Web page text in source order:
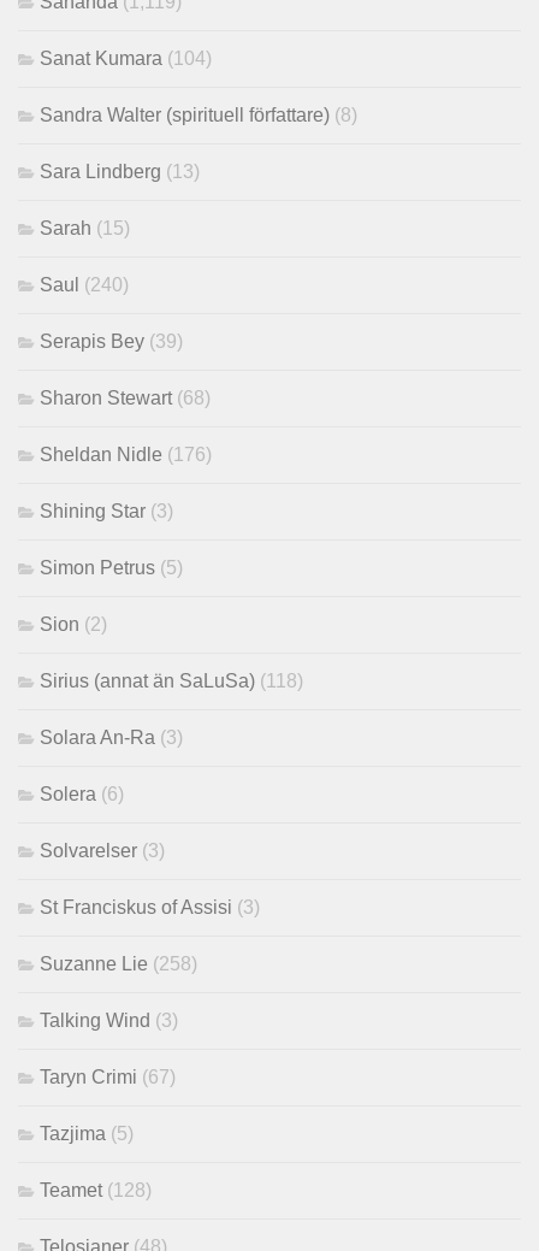
Sanat Kumara (104)
Sandra Walter (spirituell författare) (8)
Sara Lindberg (13)
Sarah (15)
Saul (240)
Serapis Bey (39)
Sharon Stewart (68)
Sheldan Nidle (176)
Shining Star (3)
Simon Petrus (5)
Sion (2)
Sirius (annat än SaLuSa) (118)
Solara An-Ra (3)
Solera (6)
Solvarelser (3)
St Franciskus of Assisi (3)
Suzanne Lie (258)
Talking Wind (3)
Taryn Crimi (67)
Tazjima (5)
Teamet (128)
Telosianer (48)